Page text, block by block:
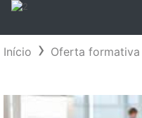
Início Oferta formativa